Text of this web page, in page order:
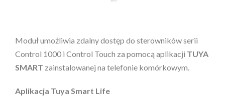
Moduł umożliwia zdalny dostęp do sterowników serii
Control 1000 i Control Touch za pomocą aplikacji TUYA
SMART zainstalowanej na telefonie komórkowym.
Aplikacja Tuya Smart Life